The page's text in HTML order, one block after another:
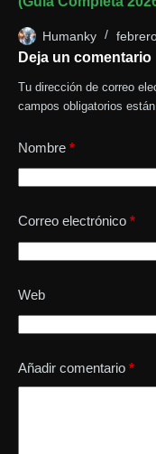
Humanky
Deja un comentario
Tu dirección de correo
campos obligatorios
Nombre *
Correo electrónico *
Web
Añadir comentario *